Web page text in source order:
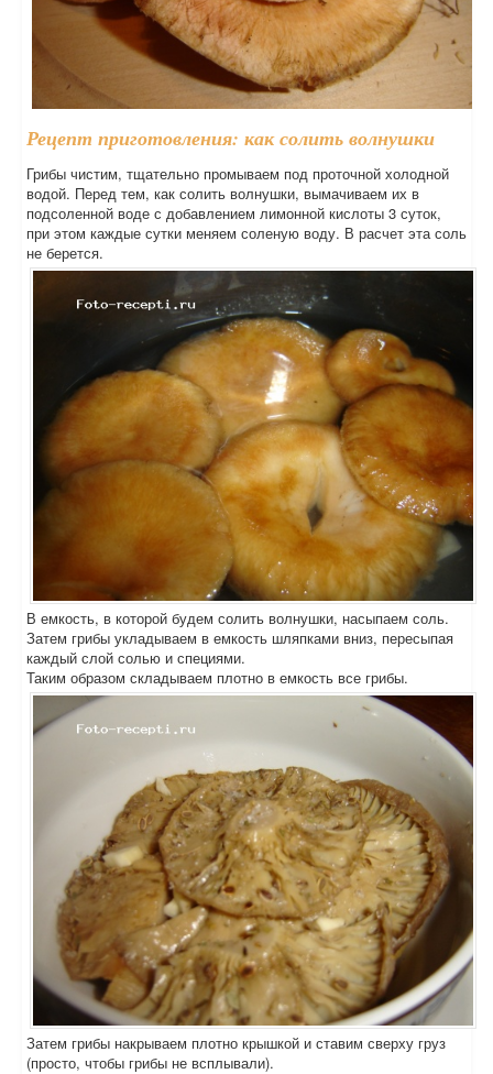
Рецепт приготовления: как солить волнушки
Грибы чистим, тщательно промываем под проточной холодной
водой. Перед тем, как солить волнушки, вымачиваем их в
подсоленной воде с добавлением лимонной кислоты 3 суток,
при этом каждые сутки меняем соленую воду. В расчет эта соль
не берется.
В емкость, в которой будем солить волнушки, насыпаем соль.
Затем грибы укладываем в емкость шляпками вниз, пересыпая
каждый слой солью и специями.
Таким образом складываем плотно в емкость все грибы.
Затем грибы накрываем плотно крышкой и ставим сверху груз
(просто, чтобы грибы не всплывали).